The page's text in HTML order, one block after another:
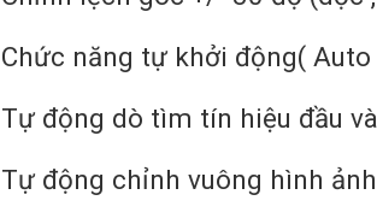
Chức năng tự khởi động( Auto
Tự động dò tìm tín hiệu đầu
Tự động chỉnh vuông hình ảnh